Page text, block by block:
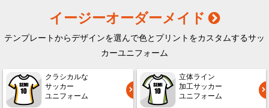
イージーオーダーメイド
テンプレートからデザインを選んで色とプリントをカスタムするサッ
カーユニフォーム
クラシカルな
サッカー
ユニフォーム
立体ライン
加工サッカー
ユニフォーム